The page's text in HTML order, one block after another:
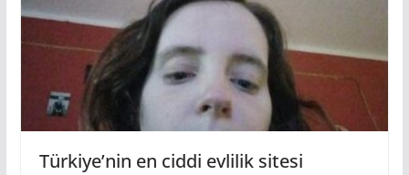
Türkiye’nin en ciddi evlilik sitesi